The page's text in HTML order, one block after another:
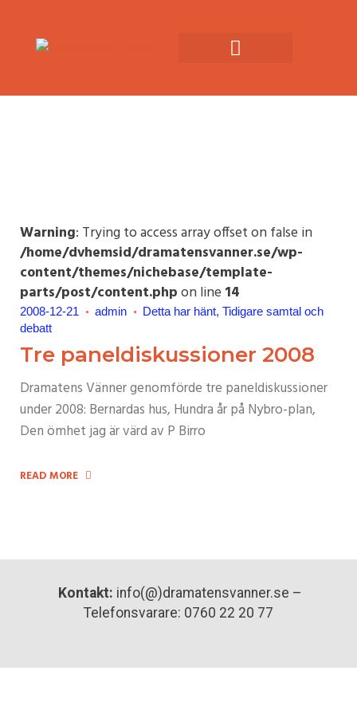
Warning: Trying to access array offset on false in
/home/dvhemsid/dramatensvanner.se/wp-
content/themes/nichebase/template-
parts/post/content.phpon line 14
2008-12-21 admin Detta har hänt Tidigare samtal och
debatt
Tre paneldiskussioner 2008
Dramatens Vänner genomförde tre paneldiskussioner
under 2008: Bernardas hus, Hundra år på Nybro-plan,
Den ömhet jag är värd av P Birro
READ MORE
Kontakt: info(@)dramatensvanner.se –
Telefonsvarare: 0760 22 20 77